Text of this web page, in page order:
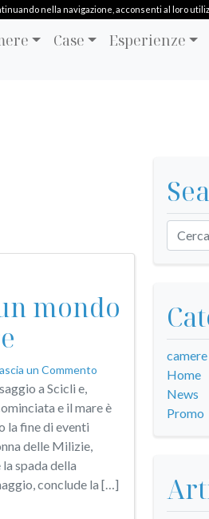
Case Esperienze
mondo
un Commento
a Scicli e,
e il mare è
la fine di eventi
delle Milizie,
spada della
conclude la […]
camere
Home
News
Promo
nella navigazione, acconsenti al loro